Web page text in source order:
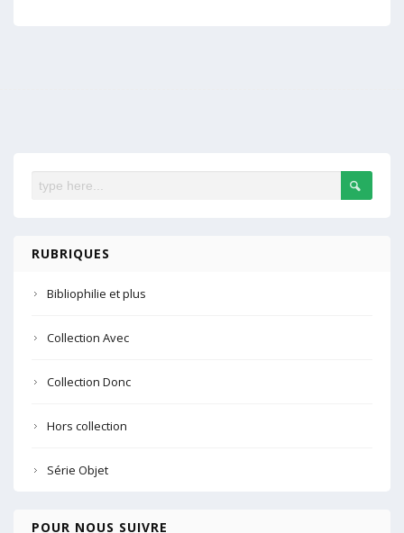
RUBRIQUES
Bibliophilie et plus
Collection Avec
Collection Donc
Hors collection
Série Objet
POUR NOUS SUIVRE